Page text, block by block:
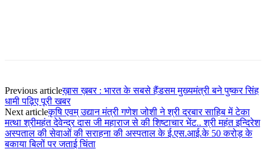
Previous articleख़ास ख़बर : भारत के सबसे हैंडसम मुख्यमंत्री बने पुष्कर सिंह
धामी पढ़िए पूरी खबर
Next articleकृषि एवम् उद्यान मंत्री गणेश जोशी ने श्री दरबार साहिब में टेका
मत्था श्रीमहंत देवेन्द्र दास जी महाराज से की शिष्टाचार भेंट.. श्री महंत इन्दिरेश
अस्पताल की सेवाओं की सराहना की अस्पताल के ई.एस.आई.के 50 करोड़ के
बकाया बिलों पर जताई चिंता